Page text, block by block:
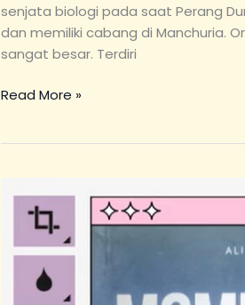
senjata biologi pada saat Perang
dan memiliki cabang di Manchuria.
sangat besar. Terdiri
Read More »
Buku
Momu’ato
Muasal